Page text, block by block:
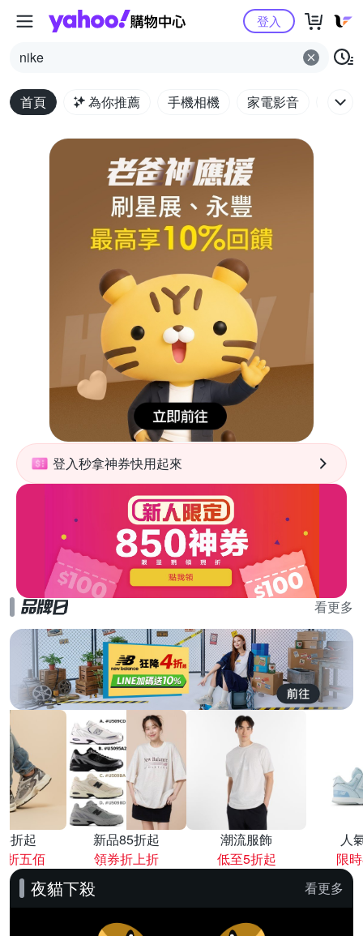
Yahoo購物中心
nike
登入
首頁 為你推薦 手機相機 家電影音 電腦
登入秒拿神券快用起來
看更多
折起
折五佰
新品85折起
領券折上折
潮流服飾
低至5折起
人
限
夜貓下殺 看更多